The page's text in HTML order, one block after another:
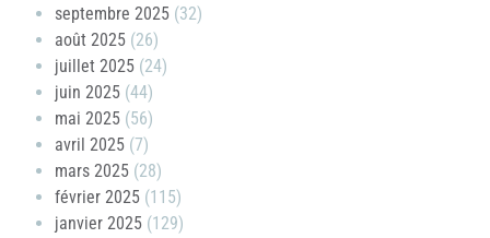
septembre 2025 (32)
août 2025 (26)
juillet 2025 (24)
juin 2025 (44)
mai 2025 (56)
avril 2025 (7)
mars 2025 (28)
février 2025 (115)
janvier 2025 (129)